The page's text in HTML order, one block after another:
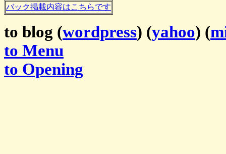
バック掲載内容はこちらです
to blog (wordpress) (yahoo) (
to Menu
to Opening